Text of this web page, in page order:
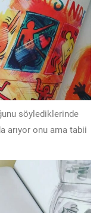
söylediklerinde
arıyor onu ama tabii